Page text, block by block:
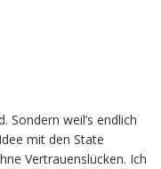
Sondern weil’s endlich
mit den State
Vertrauenslücken. Ich